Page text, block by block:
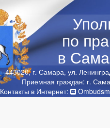
по
в
443020, г. Самара, ул.
Приемная граждан: г.
Контакты в Интернет: